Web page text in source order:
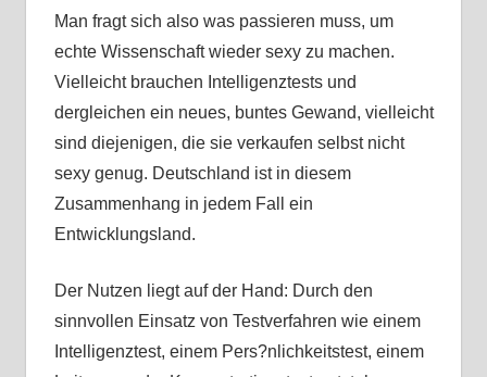
Man fragt sich also was passieren muss, um
echte Wissenschaft wieder sexy zu machen.
Vielleicht brauchen Intelligenztests und
dergleichen ein neues, buntes Gewand, vielleicht
sind diejenigen, die sie verkaufen selbst nicht
sexy genug. Deutschland ist in diesem
Zusammenhang in jedem Fall ein
Entwicklungsland.
Der Nutzen liegt auf der Hand: Durch den
sinnvollen Einsatz von Testverfahren wie einem
Intelligenztest, einem Pers?nlichkeitstest, einem